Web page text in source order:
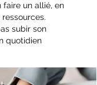
un allié, en
subir son
quotidien